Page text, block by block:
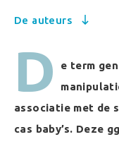
De auteurs
D
e term
associatie met de
cas baby’s. Deze